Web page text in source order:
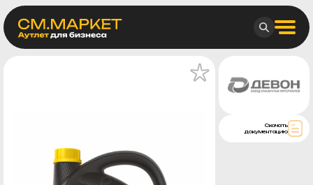
Скачать
документацию